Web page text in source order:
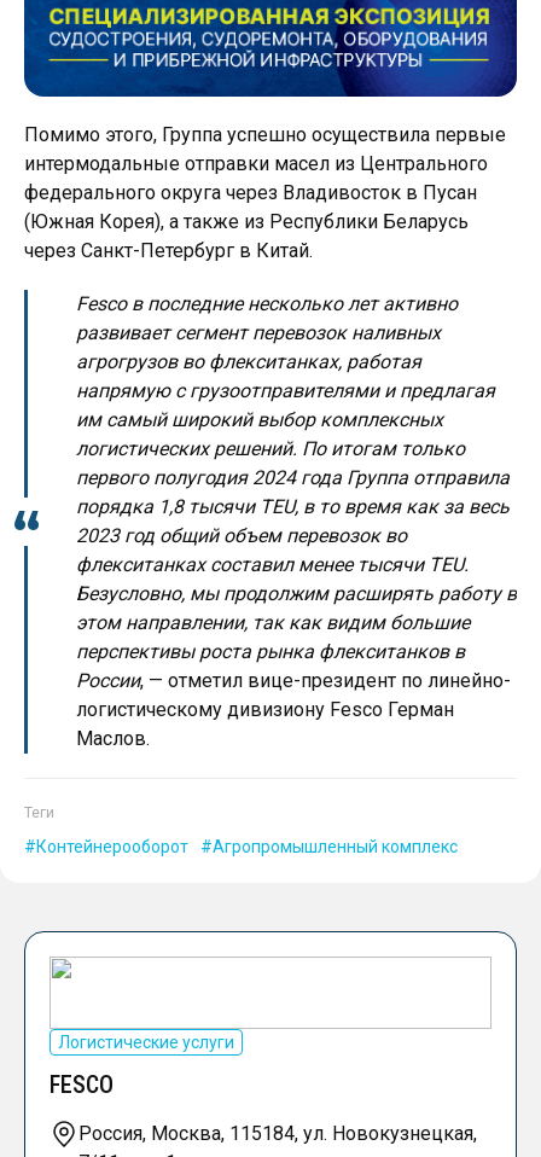
Помимо этого, Группа успешно осуществила первые
интермодальные отправки масел из Центрального
федерального округа через Владивосток в Пусан
(Южная Корея), а также из Республики Беларусь
через Санкт-Петербург в Китай.
Fesco в последние несколько лет активно
развивает сегмент перевозок наливных
агрогрузов во флекситанках, работая
напрямую с грузоотправителями и предлагая
им самый широкий выбор комплексных
логистических решений. По итогам только
первого полугодия 2024 года Группа отправила
порядка 1,8 тысячи TEU, в то время как за весь
2023 год общий объем перевозок во
флекситанках составил менее тысячи TEU.
Безусловно, мы продолжим расширять работу в
этом направлении, так как видим большие
перспективы роста рынка флекситанков в
России, — отметил вице-президент по линейно-
логистическому дивизиону Fesco Герман
Маслов.
Теги
Контейнерооборот Агропромышленный комплекс
Логистические услуги
FESCO
Россия, Москва, 115184, ул. Новокузнецкая,